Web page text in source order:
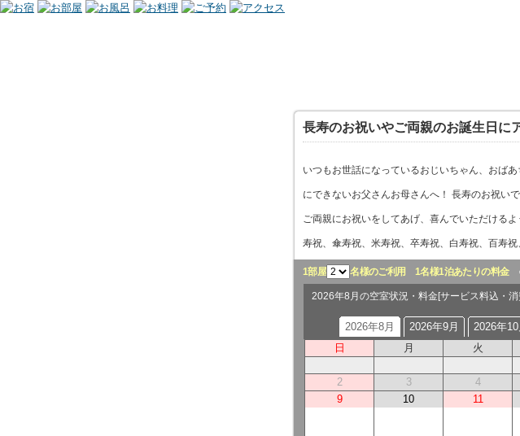
長寿のお祝いやご両親のお誕生日に
いつもお世話になっているおじいちゃん、おば
にできないお父さんお母さんへ！ 長寿のお祝い
ご両親にお祝いをしてあげ、喜んでいただける
寿祝、傘寿祝、米寿祝、卒寿祝、白寿祝、百寿
1部屋 名様のご利用 1名様1泊あたりの料金○
2026年8月の空室状況・料金[サービス料込・
2026年8月 2026年9月 2026年10
日 月 火
2
3 4
9
10 11